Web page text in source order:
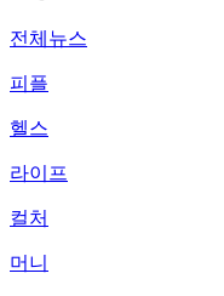
전체뉴스
피플
헬스
라이프
컬처
머니